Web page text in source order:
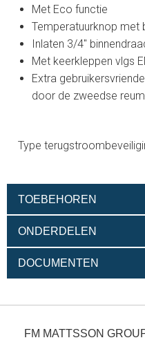
Met Eco functie
Temperatuurknop met
Inlaten 3/4"
Met keerkleppen vlgs
Extra
door de zweedse
Type
TOEBEHOREN
ONDERDELEN
DOCUMENTEN
FM MATTSSON